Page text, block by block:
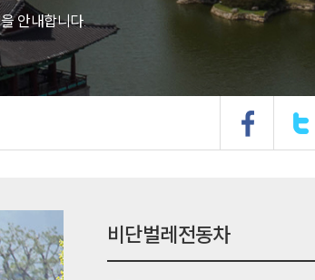
안내합니다.
비단벌레전동차